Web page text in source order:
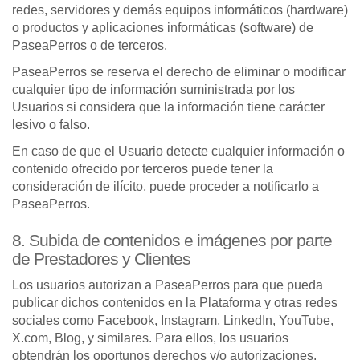
redes, servidores y demás equipos informáticos (hardware)
o productos y aplicaciones informáticas (software) de
PaseaPerros o de terceros.
PaseaPerros se reserva el derecho de eliminar o modificar
cualquier tipo de información suministrada por los
Usuarios si considera que la información tiene carácter
lesivo o falso.
En caso de que el Usuario detecte cualquier información o
contenido ofrecido por terceros puede tener la
consideración de ilícito, puede proceder a notificarlo a
PaseaPerros.
8. Subida de contenidos e imágenes por parte
de Prestadores y Clientes
Los usuarios autorizan a PaseaPerros para que pueda
publicar dichos contenidos en la Plataforma y otras redes
sociales como Facebook, Instagram, LinkedIn, YouTube,
X.com, Blog, y similares. Para ellos, los usuarios
obtendrán los oportunos derechos y/o autorizaciones.